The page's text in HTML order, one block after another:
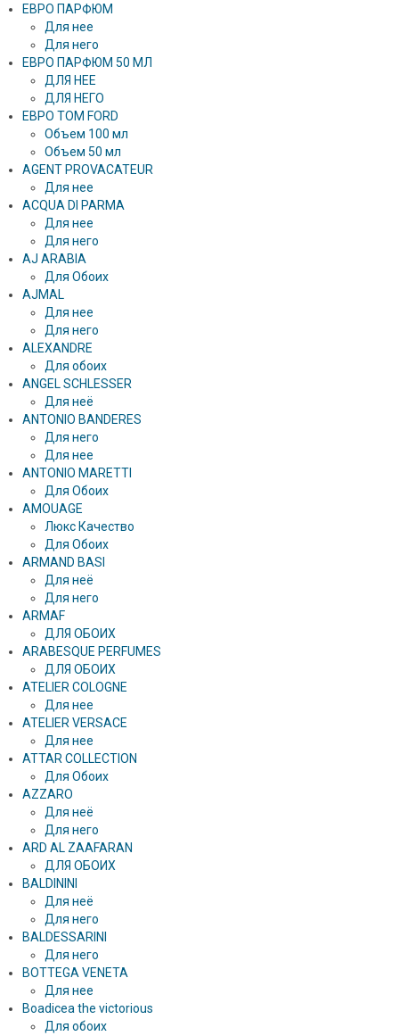
ЕВРО ПАРФЮМ
Для нее
Для него
ЕВРО ПАРФЮМ 50 МЛ
ДЛЯ НЕЕ
ДЛЯ НЕГО
ЕВРО TOM FORD
Объем 100 мл
Объем 50 мл
AGENT PROVACATEUR
Для нее
ACQUA DI PARMA
Для нее
Для него
AJ ARABIA
Для Обоих
AJMAL
Для нее
Для него
ALEXANDRE
Для обоих
ANGEL SCHLESSER
Для неё
ANTONIO BANDERES
Для него
Для нее
ANTONIO MARETTI
Для Обоих
AMOUAGE
Люкс Качество
Для Обоих
ARMAND BASI
Для неё
Для него
ARMAF
ДЛЯ ОБОИХ
ARABESQUE PERFUMES
ДЛЯ ОБОИХ
ATELIER COLOGNE
Для нее
ATELIER VERSACE
Для нее
ATTAR COLLECTION
Для Обоих
AZZARO
Для неё
Для него
ARD AL ZAAFARAN
ДЛЯ ОБОИХ
BALDININI
Для неё
Для него
BALDESSARINI
Для него
BOTTEGA VENETA
Для нее
Boadicea the victorious
Для обоих